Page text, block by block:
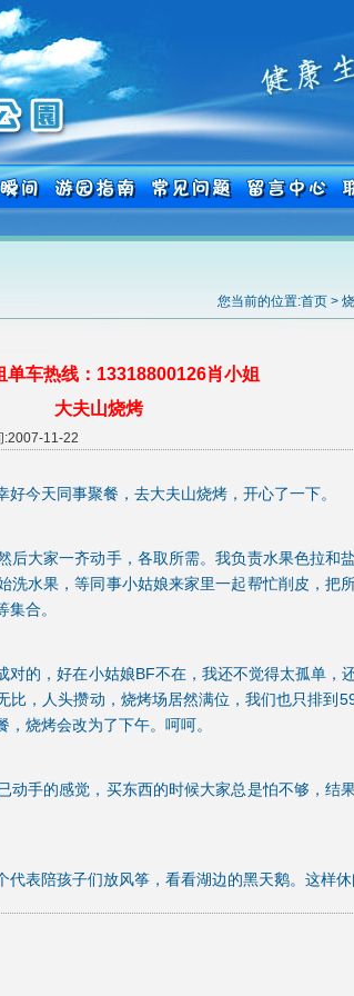
您当前的位置:首页 >
单车热线：13318800126肖小姐
大夫山烧烤
11-22
今天同事聚餐，去大夫山烧烤，开心了一下。
后大家一齐动手，各取所需。我负责水果色拉和
洗水果，等同事小姑娘来家里一起帮忙削皮，把
合。
对的，好在小姑娘BF不在，我还不觉得太孤单，
比，人头攒动，烧烤场居然满位，我们也只排到
烧烤会改为了下午。呵呵。
手的感觉，买东西的时候大家总是怕不够，结
表陪孩子们放风筝，看看湖边的黑天鹅。这样休